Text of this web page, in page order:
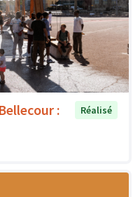
:
Réalisé